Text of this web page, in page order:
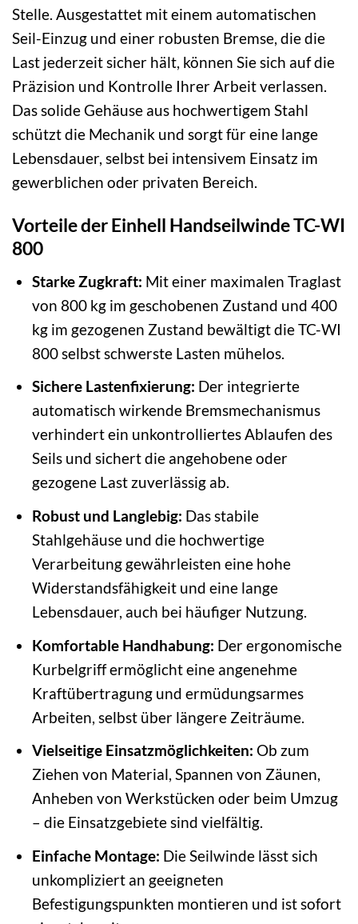
Stelle. Ausgestattet mit einem automatischen
Seil-Einzug und einer robusten Bremse, die die
Last jederzeit sicher hält, können Sie sich auf die
Präzision und Kontrolle Ihrer Arbeit verlassen.
Das solide Gehäuse aus hochwertigem Stahl
schützt die Mechanik und sorgt für eine lange
Lebensdauer, selbst bei intensivem Einsatz im
gewerblichen oder privaten Bereich.
Vorteile der Einhell Handseilwinde TC-WI
800
Starke Zugkraft: Mit einer maximalen Traglast
von 800 kg im geschobenen Zustand und 400
kg im gezogenen Zustand bewältigt die TC-WI
800 selbst schwerste Lasten mühelos.
Sichere Lastenfixierung: Der integrierte
automatisch wirkende Bremsmechanismus
verhindert ein unkontrolliertes Ablaufen des
Seils und sichert die angehobene oder
gezogene Last zuverlässig ab.
Robust und Langlebig: Das stabile
Stahlgehäuse und die hochwertige
Verarbeitung gewährleisten eine hohe
Widerstandsfähigkeit und eine lange
Lebensdauer, auch bei häufiger Nutzung.
Komfortable Handhabung: Der ergonomische
Kurbelgriff ermöglicht eine angenehme
Kraftübertragung und ermüdungsarmes
Arbeiten, selbst über längere Zeiträume.
Vielseitige Einsatzmöglichkeiten: Ob zum
Ziehen von Material, Spannen von Zäunen,
Anheben von Werkstücken oder beim Umzug
– die Einsatzgebiete sind vielfältig.
Einfache Montage: Die Seilwinde lässt sich
unkompliziert an geeigneten
Befestigungspunkten montieren und ist sofort